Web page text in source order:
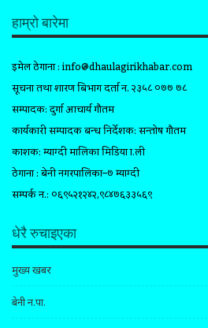
हाम्रो बारेमा
इमेल ठेगाना :info@dhaulagirikhabar.com
सूचना तथा प्रशारण बिभाग दर्ता न. २३५८ ०७७ ७८
सम्पादक: दुर्गा आचार्य गौतम
कार्यकारी सम्पादक प्रबन्ध निर्देशक: सन्तोष गौतम
प्रकाशक: म्याग्दी मालिका मिडिया प्रा.ली
ठेगाना : बेनी नगरपालिका–७ म्याग्दी
सम्पर्क न.: ०६९५२१२४२,९८४७६३३५६९
धेरै रुचाइएका
मुख्य खबर
बेनी न.पा.